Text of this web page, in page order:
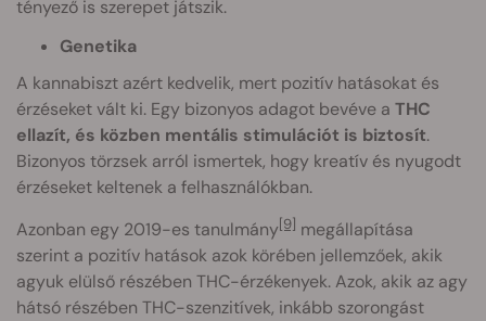
tényező is szerepet játszik.
Genetika
A kannabiszt azért kedvelik, mert pozitív hatásokat és
érzéseket vált ki. Egy bizonyos adagot bevéve a THC
ellazít, és közben mentális stimulációt is biztosít.
Bizonyos törzsek arról ismertek, hogy kreatív és nyugodt
érzéseket keltenek a felhasználókban.
Azonban egy 2019-es tanulmány[9] megállapítása
szerint a pozitív hatások azok körében jellemzőek, akik
agyuk elülső részében THC-érzékenyek. Azok, akik az agy
hátsó részében THC-szenzitívek, inkább szorongást